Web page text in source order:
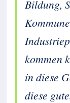
Bildung,
kommen
in diese
diese